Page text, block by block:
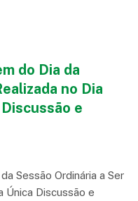
do Dia da
no Dia
e
Sessão Ordinária a Ser
Única Discussão e